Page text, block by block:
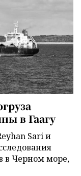
в Гаагу
Sari и
в Черном море,